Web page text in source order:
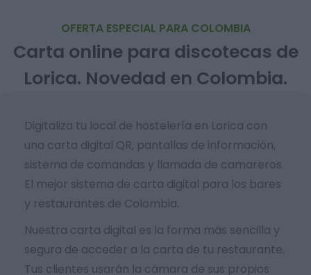
OFERTA ESPECIAL PARA COLOMBIA
Carta online para discotecas de
Lorica. Novedad en Colombia.
Digitaliza tu local de hostelería en Lorica con
una carta digital QR, pantallas de información,
sistema de comandas y llamada de camareros.
El mejor sistema de carta digital para los bares
y restaurantes de Colombia.
Nuestra carta digital es la forma más sencilla y
segura de acceder a la carta de tu restaurante.
Tus clientes usarán la cámara de sus propios